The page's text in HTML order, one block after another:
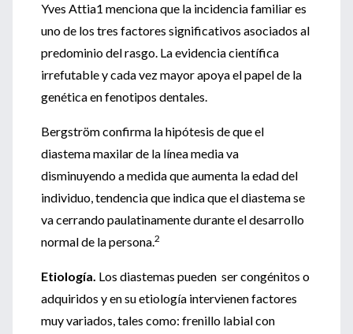
Yves Attia1 menciona que la incidencia familiar es
uno de los tres factores significativos asociados al
predominio del rasgo. La evidencia científica
irrefutable y cada vez mayor apoya el papel de la
genética en fenotipos dentales.
Bergström confirma la hipótesis de que el
diastema maxilar de la línea media va
disminuyendo a medida que aumenta la edad del
individuo, tendencia que indica que el diastema se
va cerrando paulatinamente durante el desarrollo
normal de la persona.2
Etiología. Los diastemas pueden ser congénitos o
adquiridos y en su etiología intervienen factores
muy variados, tales como: frenillo labial con